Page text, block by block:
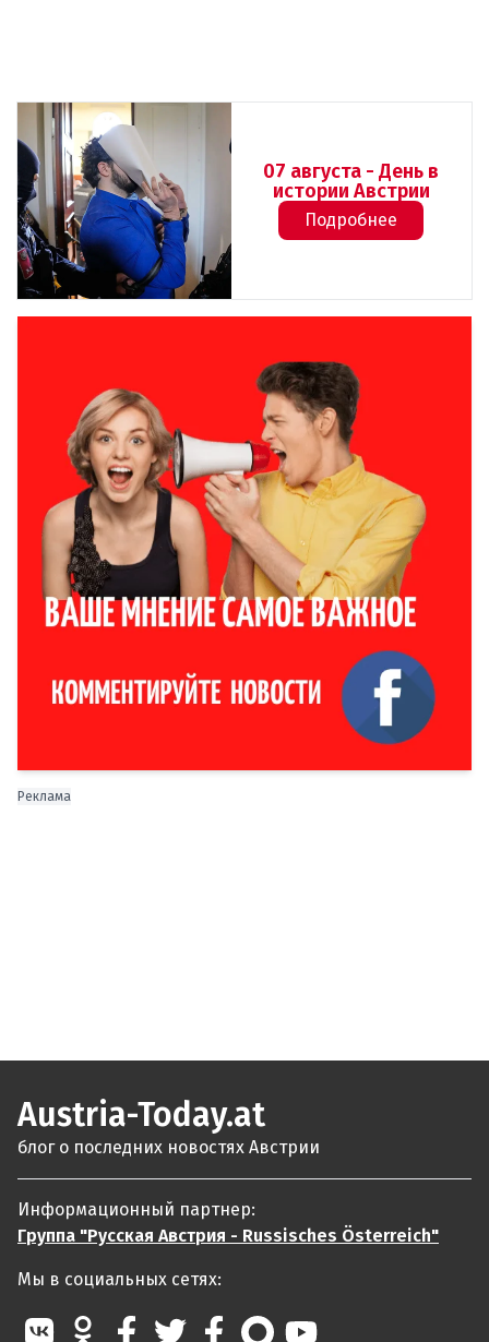
07 августа - День в
истории Австрии
Подробнее
Реклама
Austria-Today.at
блог о последних новостях Австрии
Информационный партнер:
Группа "Русская Австрия - Russisches Österreich"
Мы в социальных сетях: